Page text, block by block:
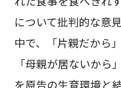
について批判的な意
中で、「片親だから
「母親が居ないから
を原告の生育環境と